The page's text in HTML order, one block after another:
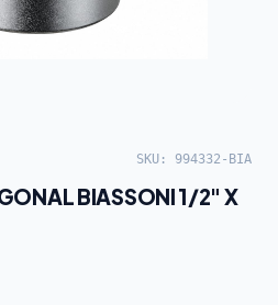
SKU: 994332-BIA
BIASSONI 1/2" X